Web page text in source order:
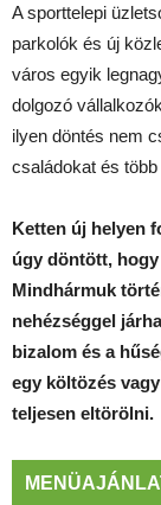
A sporttelepi
parkolók és új
város egyik
dolgozó
ilyen döntés nem
családokat és
Ketten új helyen
úgy döntött,
Mindhármuk
nehézséggel
bizalom és a
egy költözés
teljesen eltörölni.